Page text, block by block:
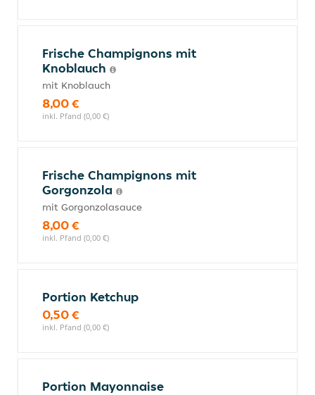
Frische Champignons mit
Knoblauch
mit Knoblauch
8,00 €
inkl. Pfand (0,00 €)
Frische Champignons mit
Gorgonzola
mit Gorgonzolasauce
8,00 €
inkl. Pfand (0,00 €)
Portion Ketchup
0,50 €
inkl. Pfand (0,00 €)
Portion Mayonnaise